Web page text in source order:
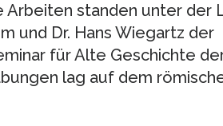
Arbeiten standen unter der
und Dr. Hans Wiegartz der
für Alte Geschichte
lag auf dem